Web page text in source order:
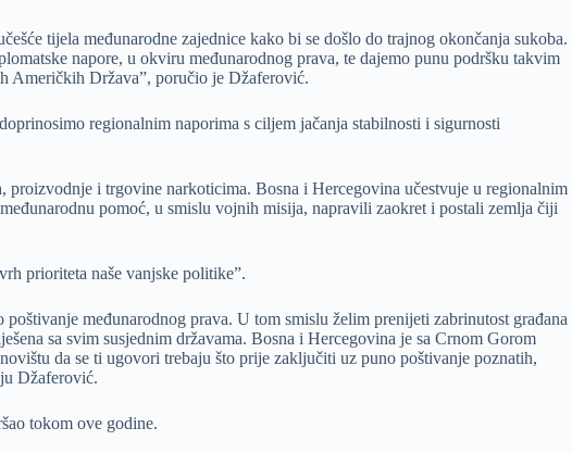
tijela međunarodne zajednice kako bi se došlo do trajnog okončanja sukoba.
napore, u okviru međunarodnog prava, te dajemo punu podršku takvim
Američkih Država”, poručio je Džaferović.
regionalnim naporima s ciljem jačanja stabilnosti i sigurnosti
proizvodnje i trgovine narkoticima. Bosna i Hercegovina učestvuje u regionalnim
pomoć, u smislu vojnih misija, napravili zaokret i postali zemlja čiji
prioriteta naše vanjske politike”.
međunarodnog prava. U tom smislu želim prenijeti zabrinutost građana
sa svim susjednim državama. Bosna i Hercegovina je sa Crnom Gorom
da se ti ugovori trebaju što prije zaključiti uz puno poštivanje poznatih,
Džaferović.
tokom ove godine.